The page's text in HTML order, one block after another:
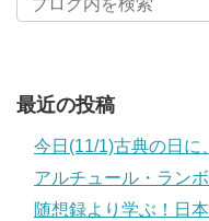
最近の投稿
今日(11/1)古典の日に
アルチュール・ラン
随想録より学ぶ！日